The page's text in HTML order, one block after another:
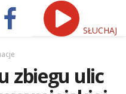
SŁUCHAJ
zbiegu ulic